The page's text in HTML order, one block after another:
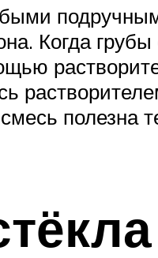
Когда грубы
полезна